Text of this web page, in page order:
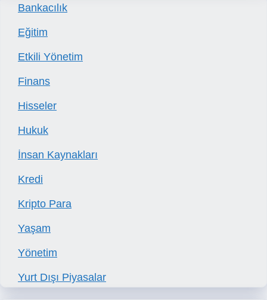
Bankacılık
Eğitim
Etkili Yönetim
Finans
Hisseler
Hukuk
İnsan Kaynakları
Kredi
Kripto Para
Yaşam
Yönetim
Yurt Dışı Piyasalar